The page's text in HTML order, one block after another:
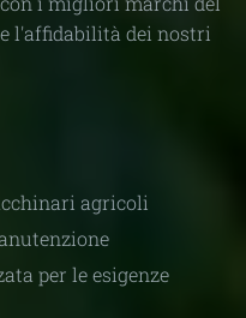
l'affidabilità dei nostri
agricoli
per le esigenze